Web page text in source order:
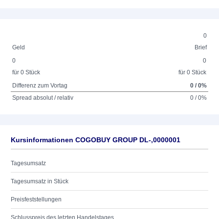
0
Geld
Brief
0
für 0 Stück
0
für 0 Stück
Differenz zum Vortag
0 / 0%
Spread absolut / relativ
0 / 0%
Kursinformationen COGOBUY GROUP DL-,0000001
Tagesumsatz
Tagesumsatz in Stück
Preisfeststellungen
Schlusspreis des letzten Handelstages